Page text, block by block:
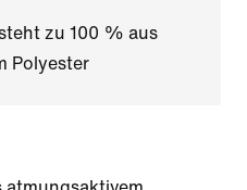
zu 100 % aus
Polyester